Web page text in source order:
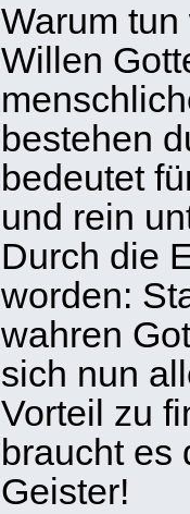
Warum
Willen
bestehen
bedeutet
und rein
Durch die
worden:
wahren
sich nun
Vorteil zu
braucht es
Geister!